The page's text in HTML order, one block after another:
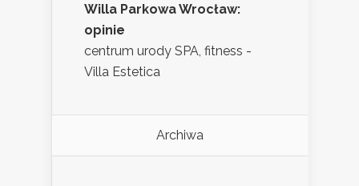
Willa Parkowa Wrocław:
opinie
centrum urody SPA, fitness -
Villa Estetica
Archiwa